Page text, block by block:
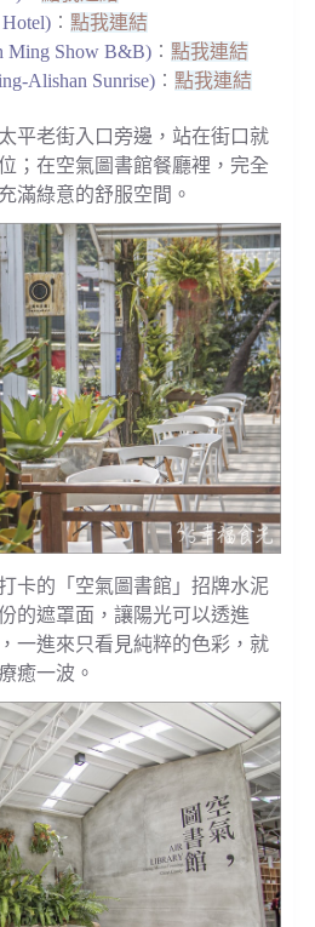
︰ 點我連結
Ming Show B&B) ︰ 點我連結
Alishan Sunrise) ︰ 點我連結
平老街入口旁邊，站在街口就
；在空氣圖書館餐廳裡，完全
滿綠意的舒服空間。
卡的「空氣圖書館」招牌水泥
的遮罩面，讓陽光可以透進
一進來只看見純粹的色彩，就
癒一波。